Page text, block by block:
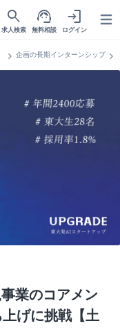
search
求人検索
support_agent
無料相談
login
ログイン
chevron_right 企画の長期インターンシップchevron_right
業のコアメン
げに挑戦【土